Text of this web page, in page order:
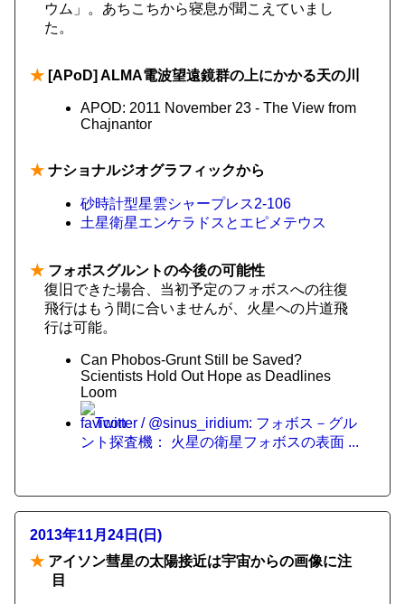
ウム」。あちこちから寝息が聞こえていまし
た。
★ [APoD] ALMA電波望遠鏡群の上にかかる天の川
APOD: 2011 November 23 - The View from
Chajnantor
★ ナショナルジオグラフィックから
砂時計型星雲シャープレス2-106
土星衛星エンケラドスとエピメテウス
★ フォボスグルントの今後の可能性
復旧できた場合、当初予定のフォボスへの往復
飛行はもう間に合いませんが、火星への片道飛
行は可能。
Can Phobos-Grunt Still be Saved?
Scientists Hold Out Hope as Deadlines
Loom
Twitter / @sinus_iridium: フォボス－グル
ント探査機： 火星の衛星フォボスの表面 ...
2013年11月24日(日)
★ アイソン彗星の太陽接近は宇宙からの画像に注
目